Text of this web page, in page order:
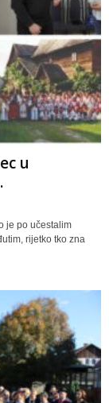
u
je po učestalim
rijetko tko zna